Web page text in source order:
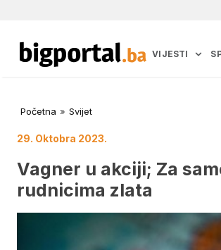
VIJESTI
Početna » Svijet
29. Oktobra 2023.
Vagner u akciji; Za
rudnicima zlata